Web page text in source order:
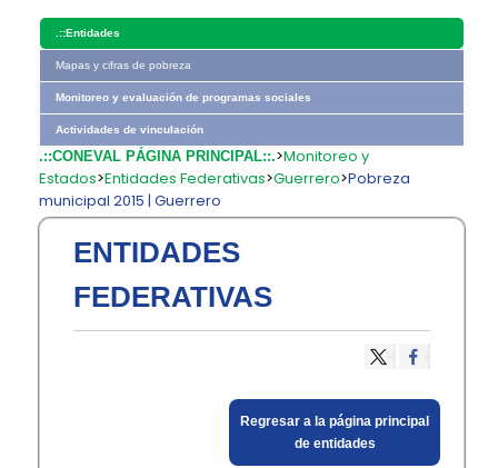
.::Entidades
Mapas y cifras de pobreza
Monitoreo y evaluación de programas sociales
Actividades de vinculación
.::CONEVAL PÁGINA PRINCIPAL::.>Monitoreo y
Estados>Entidades Federativas>Guerrero>Pobreza
municipal 2015 | Guerrero
ENTIDADES
FEDERATIVAS
​Regresar a la página principal
de entidades​